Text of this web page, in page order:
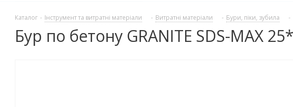
Каталог - Інструмент та витратні матеріали - Витратні матеріали - Бури, піки, зубила -
Бур по бетону GRANITE SDS-MAX